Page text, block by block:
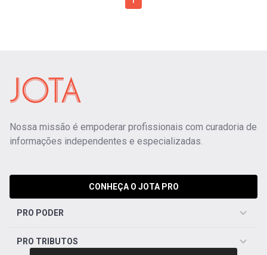
Nossa missão é empoderar profissionais com curadoria de
informações independentes e especializadas.
CONHEÇA O JOTA PRO
PRO PODER
PRO TRIBUTOS